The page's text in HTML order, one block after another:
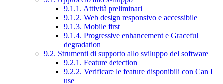
9.1.1. Attività preliminari
9.1.2. Web design responsivo e accessibile
9.1.3. Mobile first
9.1.4. Progressive enhancement e Graceful
degradation
9.2. Strumenti di supporto allo sviluppo del software
9.2.1. Feature detection
9.2.2. Verificare le feature disponibili con Can I
use